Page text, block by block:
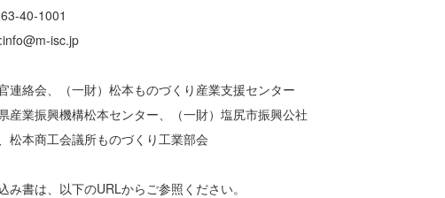
1001
isc.jp
連絡会、（一財）松本ものづくり産業支援センター
産業振興機構松本センター、（一財）塩尻市振興公社
松本商工会議所ものづくり工業部会
み書は、以下のURLからご参照ください。